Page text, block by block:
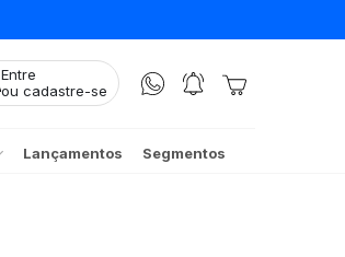
Entre
ou cadastre-se
Lançamentos Segmentos